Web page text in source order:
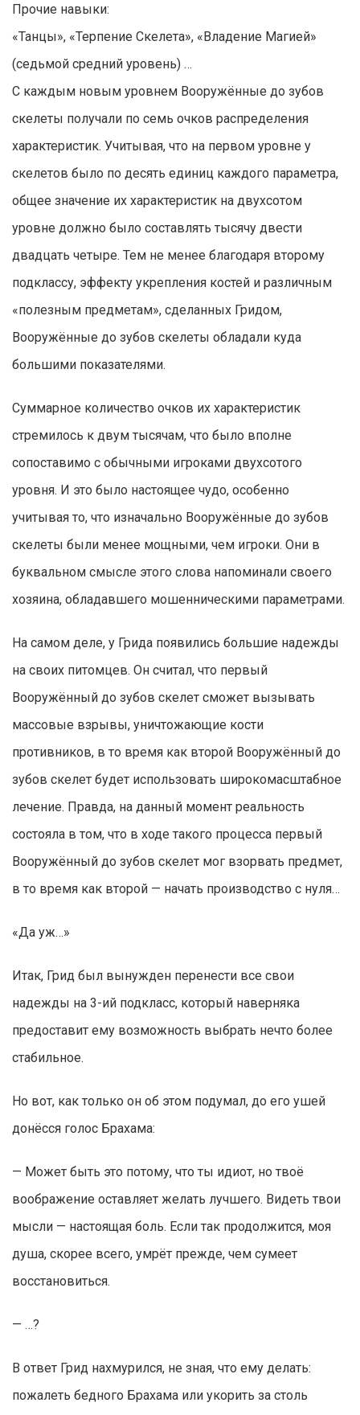
Прочие навыки:
«Танцы», «Терпение Скелета», «Владение Магией»
(седьмой средний уровень) …
С каждым новым уровнем Вооружённые до зубов
скелеты получали по семь очков распределения
характеристик. Учитывая, что на первом уровне у
скелетов было по десять единиц каждого параметра,
общее значение их характеристик на двухсотом
уровне должно было составлять тысячу двести
двадцать четыре. Тем не менее благодаря второму
подклассу, эффекту укрепления костей и различным
«полезным предметам», сделанных Гридом,
Вооружённые до зубов скелеты обладали куда
большими показателями.
Суммарное количество очков их характеристик
стремилось к двум тысячам, что было вполне
сопоставимо с обычными игроками двухсотого
уровня. И это было настоящее чудо, особенно
учитывая то, что изначально Вооружённые до зубов
скелеты были менее мощными, чем игроки. Они в
буквальном смысле этого слова напоминали своего
хозяина, обладавшего мошенническими параметрами.
На самом деле, у Грида появились большие надежды
на своих питомцев. Он считал, что первый
Вооружённый до зубов скелет сможет вызывать
массовые взрывы, уничтожающие кости
противников, в то время как второй Вооружённый до
зубов скелет будет использовать широкомасштабное
лечение. Правда, на данный момент реальность
состояла в том, что в ходе такого процесса первый
Вооружённый до зубов скелет мог взорвать предмет,
в то время как второй — начать производство с нуля…
«Да уж…»
Итак, Грид был вынужден перенести все свои
надежды на 3-ий подкласс, который наверняка
предоставит ему возможность выбрать нечто более
стабильное.
Но вот, как только он об этом подумал, до его ушей
донёсся голос Брахама:
— Может быть это потому, что ты идиот, но твоё
воображение оставляет желать лучшего. Видеть твои
мысли — настоящая боль. Если так продолжится, моя
душа, скорее всего, умрёт прежде, чем сумеет
восстановиться.
— …?
В ответ Грид нахмурился, не зная, что ему делать:
пожалеть бедного Брахама или укорить за столь